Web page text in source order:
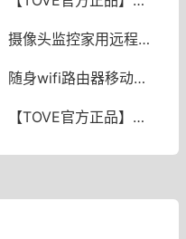
摄像头监控家用远程手机带语音高清夜视摄影头无线网络wifi可连45G监控器室内外家庭360度商用门口无死角全景_sinlihe旗舰店
随身wifi路由器移动wifi免插卡物联网专用4g电信卡无线网卡_百果门旗舰店
【TOVE官方正品】儿童电话手表5G全网通青少年智能防水GPS定位wifi可插卡微信视频通话男女孩童初高中生专用_tove旗舰店